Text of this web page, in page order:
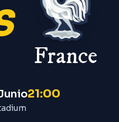
France
21:00